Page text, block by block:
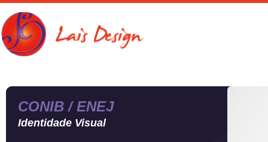
CONIB / ENEJ
Identidade Visual